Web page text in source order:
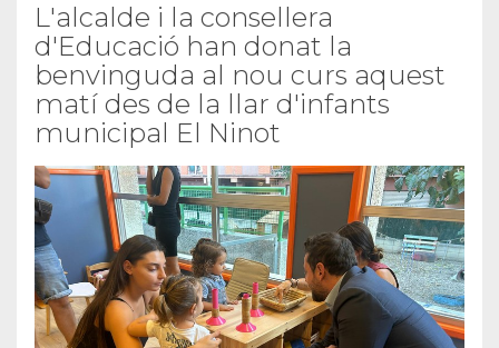
L'alcalde i la consellera
d'Educació han donat la
benvinguda al nou curs aquest
matí des de la llar d'infants
municipal El Ninot